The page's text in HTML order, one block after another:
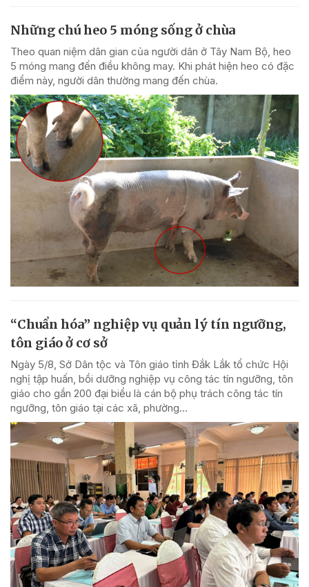
Những chú heo 5 móng sống ở chùa
Theo quan niệm dân gian của người dân ở Tây Nam Bộ, heo
5 móng mang đến điều không may. Khi phát hiện heo có đặc
điểm này, người dân thường mang đến chùa.
“Chuẩn hóa” nghiệp vụ quản lý tín ngưỡng,
tôn giáo ở cơ sở
Ngày 5/8, Sở Dân tộc và Tôn giáo tỉnh Đắk Lắk tổ chức Hội
nghị tập huấn, bồi dưỡng nghiệp vụ công tác tín ngưỡng, tôn
giáo cho gần 200 đại biểu là cán bộ phụ trách công tác tín
ngưỡng, tôn giáo tại các xã, phường...